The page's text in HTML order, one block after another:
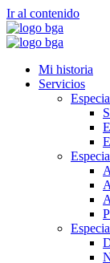
Ir al contenido
Mi historia
Servicios